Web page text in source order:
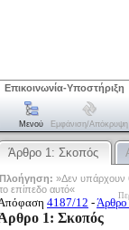
Επικοινωνία-Υποστήριξη
Μενού Εμφάνιση/απόκρυψη
Άρθρο 1: Σκοπός